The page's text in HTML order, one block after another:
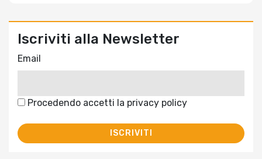
Iscriviti alla Newsletter
Email
Procedendo accetti la privacy policy